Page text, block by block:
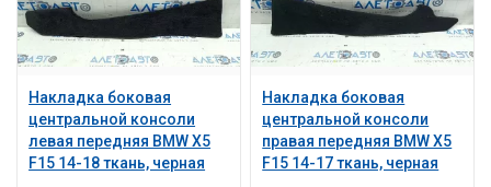
Накладка боковая
центральной консоли
левая передняя BMW X5
F15 14-18 ткань, черная
Накладка боковая
центральной консоли
правая передняя BMW X5
F15 14-17 ткань, черная